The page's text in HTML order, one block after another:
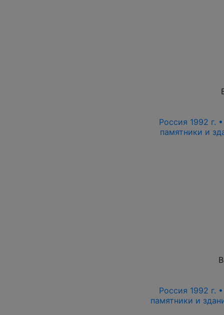
Россия 1992 г.
памятники и
Россия 1992 г.
памятники и